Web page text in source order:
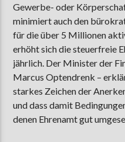
ZU HÖREN INMünster
Gewerbe- oder
minimiert auch den
für die über 5 Millionen
erhöht sich die steuerfreie
jährlich. Der Minister der
Marcus Optendrenk –
starkes Zeichen der
und dass damit
denen Ehrenamt gut